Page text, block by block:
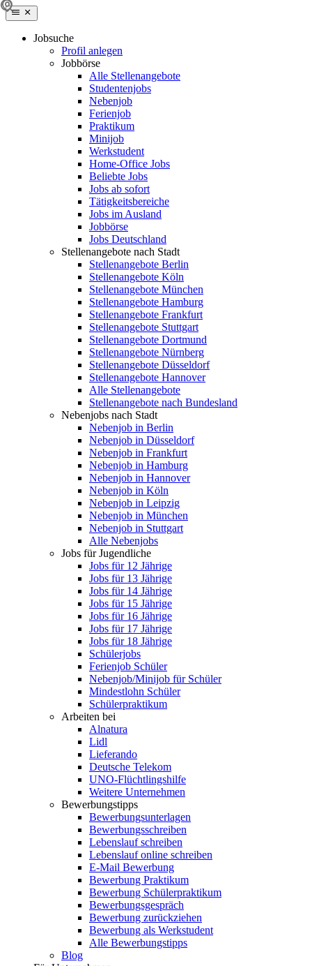
Jobsuche
Profil anlegen
Jobbörse
Alle Stellenangebote
Studentenjobs
Nebenjob
Ferienjob
Praktikum
Minijob
Werkstudent
Home-Office Jobs
Beliebte Jobs
Jobs ab sofort
Tätigkeitsbereiche
Jobs im Ausland
Jobbörse
Jobs Deutschland
Stellenangebote nach Stadt
Stellenangebote Berlin
Stellenangebote Köln
Stellenangebote München
Stellenangebote Hamburg
Stellenangebote Frankfurt
Stellenangebote Stuttgart
Stellenangebote Dortmund
Stellenangebote Nürnberg
Stellenangebote Düsseldorf
Stellenangebote Hannover
Alle Stellenangebote
Stellenangebote nach Bundesland
Nebenjobs nach Stadt
Nebenjob in Berlin
Nebenjob in Düsseldorf
Nebenjob in Frankfurt
Nebenjob in Hamburg
Nebenjob in Hannover
Nebenjob in Köln
Nebenjob in Leipzig
Nebenjob in München
Nebenjob in Stuttgart
Alle Nebenjobs
Jobs für Jugendliche
Jobs für 12 Jährige
Jobs für 13 Jährige
Jobs für 14 Jährige
Jobs für 15 Jährige
Jobs für 16 Jährige
Jobs für 17 Jährige
Jobs für 18 Jährige
Schülerjobs
Ferienjob Schüler
Nebenjob/Minijob für Schüler
Mindestlohn Schüler
Schülerpraktikum
Arbeiten bei
Alnatura
Lidl
Lieferando
Deutsche Telekom
UNO-Flüchtlingshilfe
Weitere Unternehmen
Bewerbungstipps
Bewerbungsunterlagen
Bewerbungsschreiben
Lebenslauf schreiben
Lebenslauf online schreiben
E-Mail Bewerbung
Bewerbung Praktikum
Bewerbung Schülerpraktikum
Bewerbungsgespräch
Bewerbung zurückziehen
Bewerbung als Werkstudent
Alle Bewerbungstipps
Blog